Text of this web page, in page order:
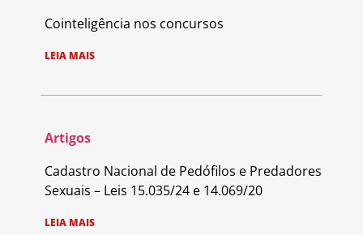
Cointeligência nos concursos
LEIA MAIS
Artigos
Cadastro Nacional de Pedófilos e Predadores
Sexuais – Leis 15.035/24 e 14.069/20
LEIA MAIS